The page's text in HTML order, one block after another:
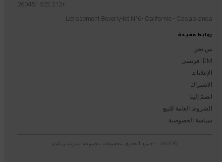
روابط مفيدة
من نحن
IDM فرنسي
الإعلانات
الاشتراك
انضمّ إلينا
الشروط العامة للبيع
سياسة الخصوصية
+212 522 260451
Lotissement Beverly-lot N°6- Californie - Casablanca
© 2026 – جميع الحقوق محفوظة، مجموعة إندوستريكوم